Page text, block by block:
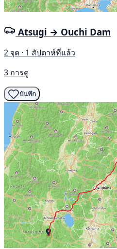
Atsugi → Ouchi Dam
2 จุด · 1 สัปดาห์ที่แล้ว
3 การดู
บันทึก